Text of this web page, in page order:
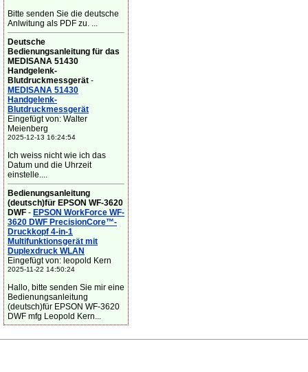
Bitte senden Sie die deutsche
Anlwitung als PDF zu. ...
Deutsche
Bedienungsanleitung für das
MEDISANA 51430
Handgelenk-
Blutdruckmessgerät -
MEDISANA 51430
Handgelenk-
Blutdruckmessgerät
Eingefügt von: Walter
Meienberg
2025-12-13 16:24:54
Ich weiss nicht wie ich das
Datum und die Uhrzeit
einstelle....
Bedienungsanleitung
(deutsch)für EPSON WF-3620
DWF - EPSON WorkForce WF-
3620 DWF PrecisionCore™-
Druckkopf 4-in-1
Multifunktionsgerät mit
Duplexdruck WLAN
Eingefügt von: leopold Kern
2025-11-22 14:50:24
Hallo, bitte senden Sie mir eine
Bedienungsanleitung
(deutsch)für EPSON WF-3620
DWF mfg Leopold Kern...